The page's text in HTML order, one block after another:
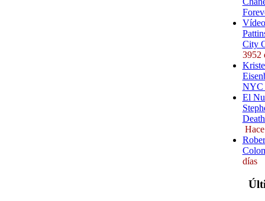
City
3952
NYC
El
días